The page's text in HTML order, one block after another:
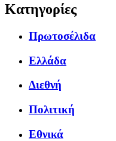
Κατηγορίες
Πρωτοσέλιδα
Ελλάδα
Διεθνή
Πολιτική
Εθνικά